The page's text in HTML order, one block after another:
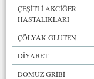
ÇEŞİTLİ AKCİĞER
HASTALIKLARI
ÇÖLYAK GLUTEN
DİYABET
DOMUZ GRİBİ